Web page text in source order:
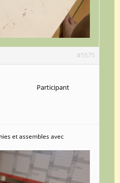
#5575
Participant
et assembles avec